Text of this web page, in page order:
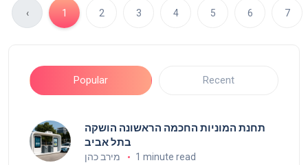
‹ 1 2 3 4 5 6 7
Popular Recent
תחנת המוניות החכמה הראשונה הושקה
בתל אביב
מירב כהן 1 minute read